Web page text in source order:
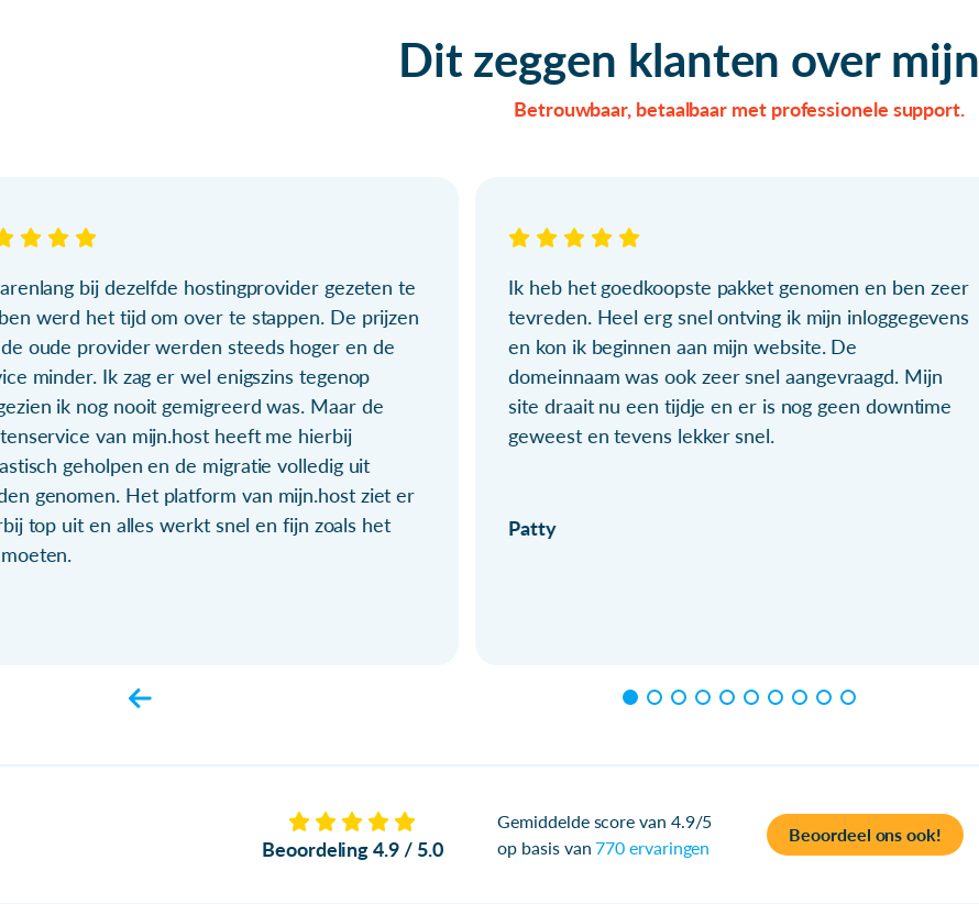
Dit zeggen klanten over mijn
Betrouwbaar, betaalbaar met professionele support.
bij dezelfde hostingprovider gezeten te
werd het tijd om over te stappen. De prijzen
oude provider werden steeds hoger en de
minder. Ik zag er wel enigszins tegenop
ik nog nooit gemigreerd was. Maar de
van mijn.host heeft me hierbij
geholpen en de migratie volledig uit
genomen. Het platform van mijn.host ziet er
top uit en alles werkt snel en fijn zoals het
Ik heb het goedkoopste pakket genomen en ben zeer
tevreden. Heel erg snel ontving ik mijn inloggegevens
en kon ik beginnen aan mijn website. De
domeinnaam was ook zeer snel aangevraagd. Mijn
site draait nu een tijdje en er is nog geen downtime
geweest en tevens lekker snel.
Patty
Beoordeling 4.9 / 5.0
Gemiddelde score van 4.9/5
op basis van770 ervaringen
Beoordeel ons ook!